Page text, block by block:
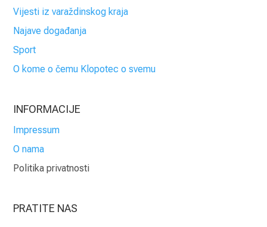
Vijesti iz varaždinskog kraja
Najave događanja
Sport
O kome o čemu Klopotec o svemu
INFORMACIJE
Impressum
O nama
Politika privatnosti
PRATITE NAS